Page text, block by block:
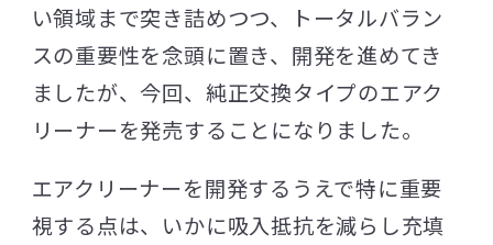
い領域まで突き詰めつつ、トータルバラン
スの重要性を念頭に置き、開発を進めてき
ましたが、今回、純正交換タイプのエアク
リーナーを発売することになりました。
エアクリーナーを開発するうえで特に重要
視する点は、いかに吸入抵抗を減らし充填